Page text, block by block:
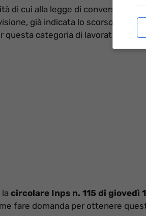
di cui alla legge di conversione
già indicata lo scorso anno,
questa categoria di lavoratori.
circolare Inps n. 115 di giovedì
fare domanda per ottenere